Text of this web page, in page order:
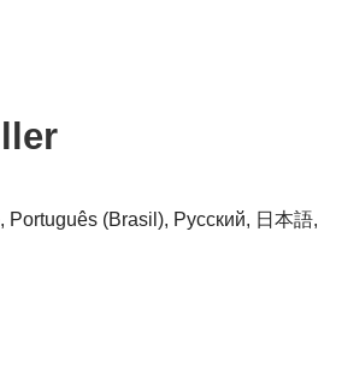
(Brasil), Русский, 日本語,